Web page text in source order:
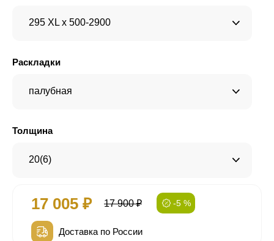
295 XL x 500-2900
Раскладки
палубная
Толщина
20(6)
17 005 ₽ 17 900 ₽ -5 %
Доставка по России